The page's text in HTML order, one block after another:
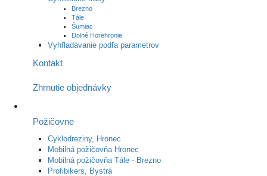
Brezno
Tále
Šumiac
Dolné Horehronie
Vyhľladávanie podľa parametrov
Kontakt
Zhrnutie objednávky
Požičovne
Cyklodreziny, Hronec
Mobilná požičovňa Hronec
Mobilná požičovňa Tále - Brezno
Profibikers, Bystrá